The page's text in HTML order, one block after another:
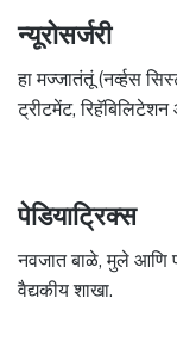
न्यूरोसर्जरी
हा मज्जातंतूं (नर्व्हस
ट्रीटमेंट, रिहॅबिलिटेशन
पेडियाट्रिक्स
नवजात बाळे, मुले आणि
वैद्यकीय शाखा.